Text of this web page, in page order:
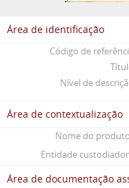
Área de identificação
Código de
Nível de
Área de contextualização
Nome do
Entidade
Área de documentação